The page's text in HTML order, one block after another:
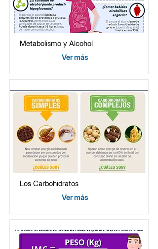
Metabolismo y Alcohol
Ver más
Los Carbohidratos
Ver más